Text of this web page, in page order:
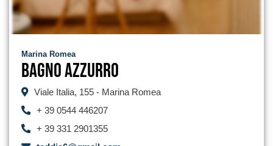
Marina Romea
Bagno Azzurro
Viale Italia, 155 - Marina Romea
+ 39 0544 446207
+ 39 331 2901355